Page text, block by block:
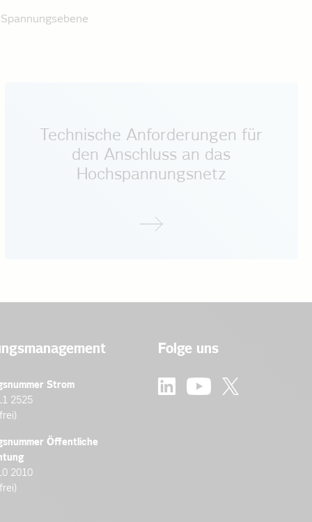
Technische Anforderungen für
den Anschluss an das
Hochspannungsnetz
Strom
2525
Öffentliche
2010
Folge uns